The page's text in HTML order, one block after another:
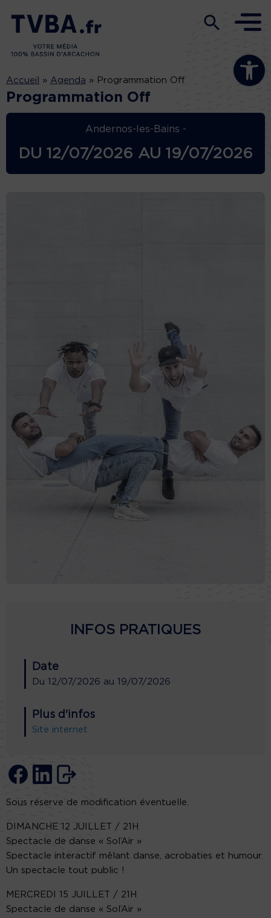
Ouvrir la
Accueil » Agenda » Programmation Off
Programmation Off
Andernos-les-Bains -
DU 12/07/2026 AU 19/07/2026
INFOS PRATIQUES
Date
Du 12/07/2026 au 19/07/2026
Plus d'infos
Site internet
Sous réserve de modification éventuelle.
DIMANCHE 12 JUILLET / 21H
Spectacle de danse « Sol’Air »
Spectacle interactif mêlant danse, acrobaties et humour.
Un spectacle tout public !
MERCREDI 15 JUILLET / 21H
Spectacle de danse « Sol’Air »